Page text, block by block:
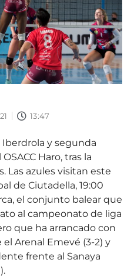
13:47
Iberdrola y segunda
Haro, tras la
Las azules visitan este
de Ciutadella, 19:00
el conjunto balear que
al campeonato de liga
que ha arrancado con
Arenal Emevé (3-2) y
frente al Sanaya